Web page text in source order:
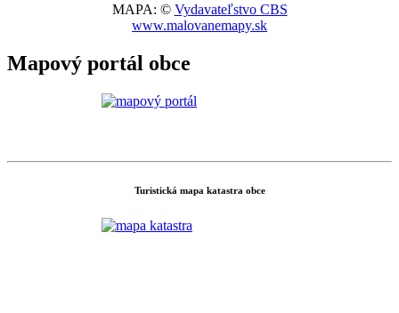
MAPA: © Vydavateľstvo CBS
www.malovanemapy.sk
Mapový portál obce
Turistická mapa katastra obce